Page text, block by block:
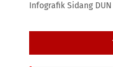
Infografik Sidang